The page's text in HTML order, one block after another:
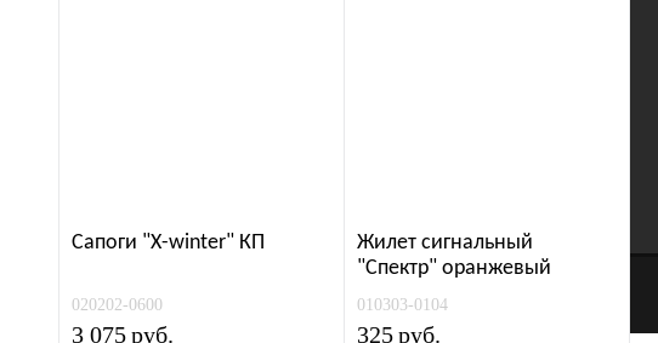
Сапоги "Х-winter" КП
020202-0600
3 075 руб.
Жилет сигнальный
"Спектр" оранжевый
010303-0104
325руб.